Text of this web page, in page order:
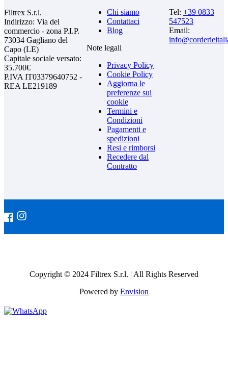
Filtrex S.r.l.
Indirizzo: Via del
commercio - zona P.I.P.
73034 Gagliano del
Capo (LE)
Capitale sociale versato:
35.700€
P.IVA IT03379640752 -
REA LE219189
Chi siamo
Contattaci
Blog
Note legali
Privacy Policy
Cookie Policy
Aggiorna le
preferenze sui
cookie
Termini e
Condizioni
Pagamenti e
spedizioni
Resi e rimborsi
Recedere dal
Contratto
Tel: +39 0833
547523
Email:
Copyright © 2024 Filtrex S.r.l. | All Rights Reserved
Powered by Envision